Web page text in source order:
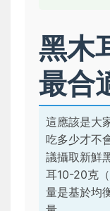
黑木
最合
這應該是大
吃多少才不
議攝取新鮮
耳10-20克
量是基於均